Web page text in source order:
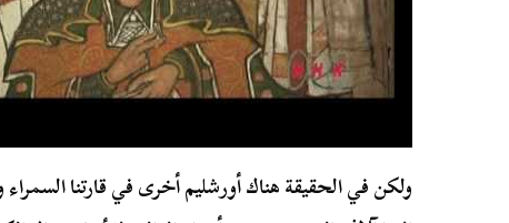
ولكن في الحقيقة هناك أورشليم أخرى في قارتنا